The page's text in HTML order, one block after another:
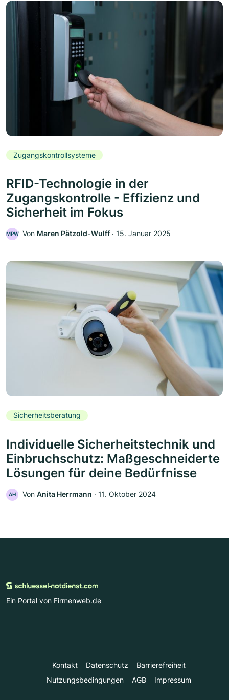
Zugangskontrollsysteme
RFID-Technologie in der
Zugangskontrolle - Effizienz und
Sicherheit im Fokus
MPW Von Maren Pätzold-Wulff ‧ 15. Januar 2025
Sicherheitsberatung
Individuelle Sicherheitstechnik und
Einbruchschutz: Maßgeschneiderte
Lösungen für deine Bedürfnisse
AH Von Anita Herrmann ‧ 11. Oktober 2024
Ein Portal von Firmenweb.de
Kontakt Datenschutz
Barrierefreiheit
Nutzungsbedingungen
AGB Impressum